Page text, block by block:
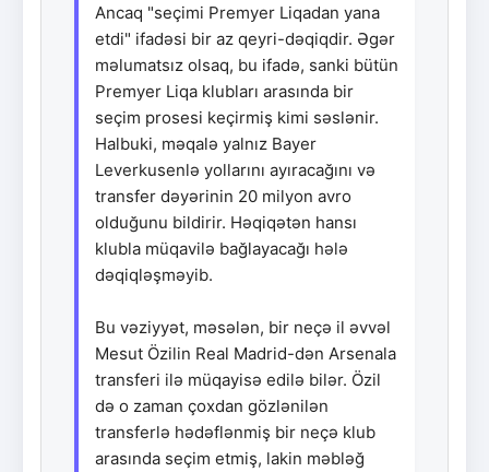
Ancaq "seçimi Premyer Liqadan yana
etdi" ifadəsi bir az qeyri-dəqiqdir. Əgər
məlumatsız olsaq, bu ifadə, sanki bütün
Premyer Liqa klubları arasında bir
seçim prosesi keçirmiş kimi səslənir.
Halbuki, məqalə yalnız Bayer
Leverkusenlə yollarını ayıracağını və
transfer dəyərinin 20 milyon avro
olduğunu bildirir. Həqiqətən hansı
klubla müqavilə bağlayacağı hələ
dəqiqləşməyib.
Bu vəziyyət, məsələn, bir neçə il əvvəl
Mesut Özilin Real Madrid-dən Arsenala
transferi ilə müqayisə edilə bilər. Özil
də o zaman çoxdan gözlənilən
transferlə hədəflənmiş bir neçə klub
arasında seçim etmiş, lakin məbləğ